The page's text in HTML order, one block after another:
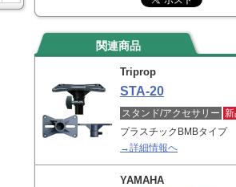
関連商品
Triprop
STA-20
スタンド/アクセサリー
プラスチックBMBタイプ
→詳細情報へ
YAMAHA